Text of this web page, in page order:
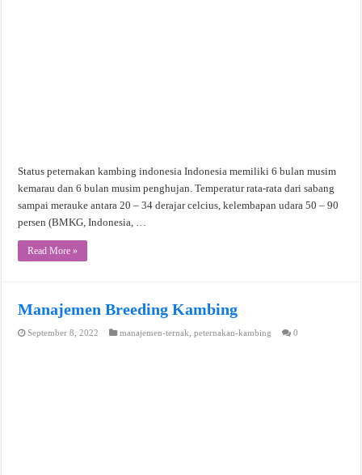
Status peternakan kambing indonesia Indonesia memiliki 6 bulan musim
kemarau dan 6 bulan musim penghujan. Temperatur rata-rata dari sabang
sampai merauke antara 20 – 34 derajar celcius, kelembapan udara 50 – 90
persen (BMKG, Indonesia, …
Read More »
Manajemen Breeding Kambing
September 8, 2022 manajemen-ternak ,peternakan-kambing 0